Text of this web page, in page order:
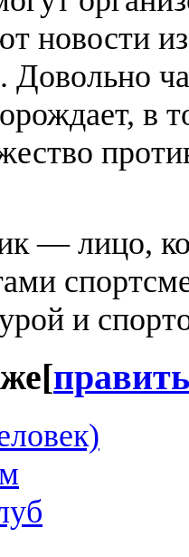
новости
Довольно
в
— лицо,
и
[править